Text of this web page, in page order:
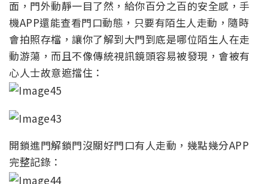
面，門外動靜一目了然，給你百分之百的安全感，手
機APP還能查看門口動態，只要有陌生人走動，隨時
會拍照存檔，讓你了解到大門到底是哪位陌生人在走
動游蕩，而且不像傳統視訊鏡頭容易被發現，會被有
心人士故意遮擋住：
開鎖進門解鎖門沒關好門口有人走動，幾點幾分APP
完整記錄：